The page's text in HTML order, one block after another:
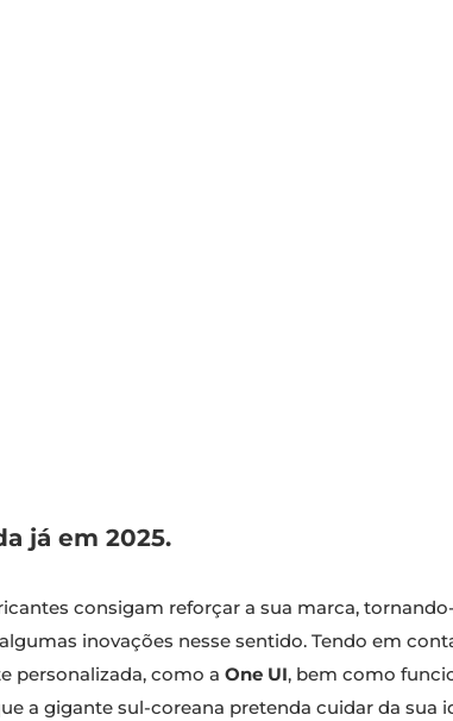
já em 2025.
consigam reforçar a sua marca,
inovações nesse sentido. Tendo em
personalizada, como a One UI, bem como
a gigante sul-coreana pretenda cuidar da sua